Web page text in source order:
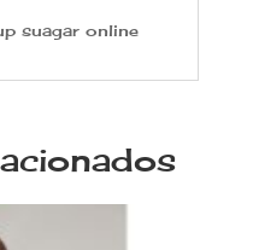
suagar online